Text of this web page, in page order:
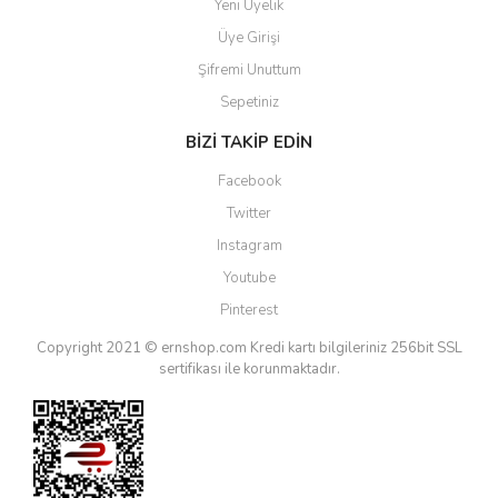
Yeni Üyelik
Üye Girişi
Şifremi Unuttum
Sepetiniz
BİZİ TAKİP EDİN
Facebook
Twitter
Instagram
Youtube
Pinterest
Copyright 2021 © ernshop.com Kredi kartı bilgileriniz 256bit SSL
sertifikası ile korunmaktadır.